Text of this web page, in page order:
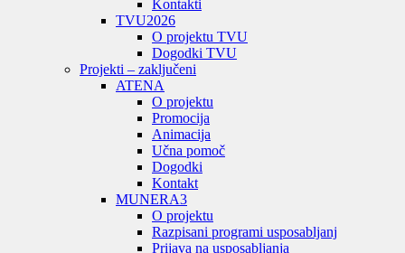
Kontakti
TVU2026
O projektu TVU
Dogodki TVU
Projekti – zaključeni
ATENA
O projektu
Promocija
Animacija
Učna pomoč
Dogodki
Kontakt
MUNERA3
O projektu
Razpisani programi usposabljanj
Prijava na usposabljanja